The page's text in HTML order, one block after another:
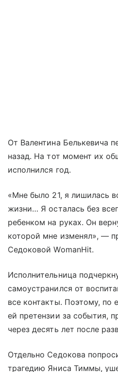
От Валентина Белькевича
назад. На тот момент их
исполнился год.
«Мне было 21, я лишилась
жизни… Я осталась без
ребенком на руках. Он
которой мне изменял», —
Седоковой WomanHit.
Исполнительница
самоустранился от
все контакты. Поэтому, по
ей претензии за события,
через десять лет после
Отдельно Седокова
трагедию Яниса Тиммы,